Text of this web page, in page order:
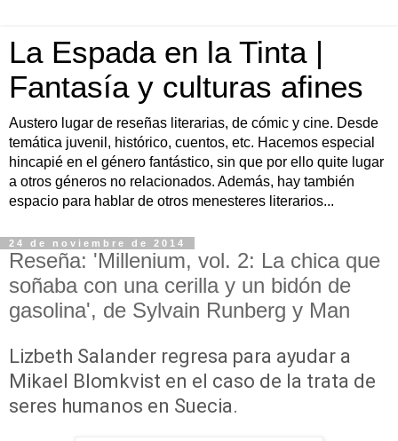
La Espada en la Tinta |
Fantasía y culturas afines
Austero lugar de reseñas literarias, de cómic y cine. Desde
temática juvenil, histórico, cuentos, etc. Hacemos especial
hincapié en el género fantástico, sin que por ello quite lugar
a otros géneros no relacionados. Además, hay también
espacio para hablar de otros menesteres literarios...
24 de noviembre de 2014
Reseña: 'Millenium, vol. 2: La chica que
soñaba con una cerilla y un bidón de
gasolina', de Sylvain Runberg y Man
Lizbeth Salander regresa para ayudar a
Mikael Blomkvist en el caso de la trata de
seres humanos en Suecia.